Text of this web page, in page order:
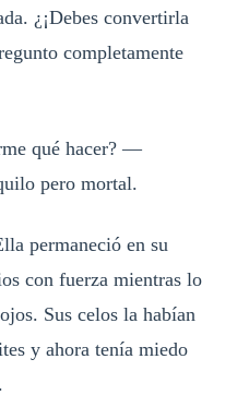
¿¡Debes convertirla
completamente
qué hacer? —
pero mortal.
permaneció en su
con fuerza mientras lo
Sus celos la habían
y ahora tenía miedo